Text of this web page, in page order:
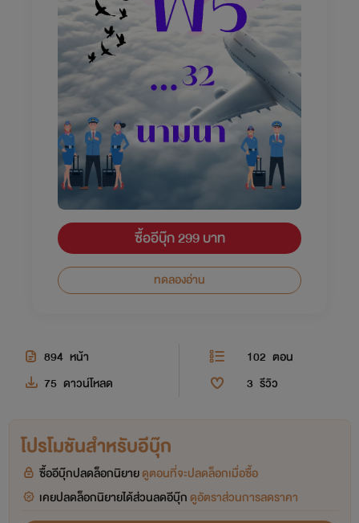
ซื้ออีบุ๊ก 299 บาท
ทดลองอ่าน
894 หน้า 102 ตอน
75 ดาวน์โหลด 3 รีวิว
โปรโมชันสำหรับอีบุ๊ก
ซื้ออีบุ๊กปลดล็อกนิยายดูตอนที่จะปลดล็อกเมื่อซื้อ
เคยปลดล็อกนิยายได้ส่วนลดอีบุ๊ก ดูอัตราส่วนการลดราคา